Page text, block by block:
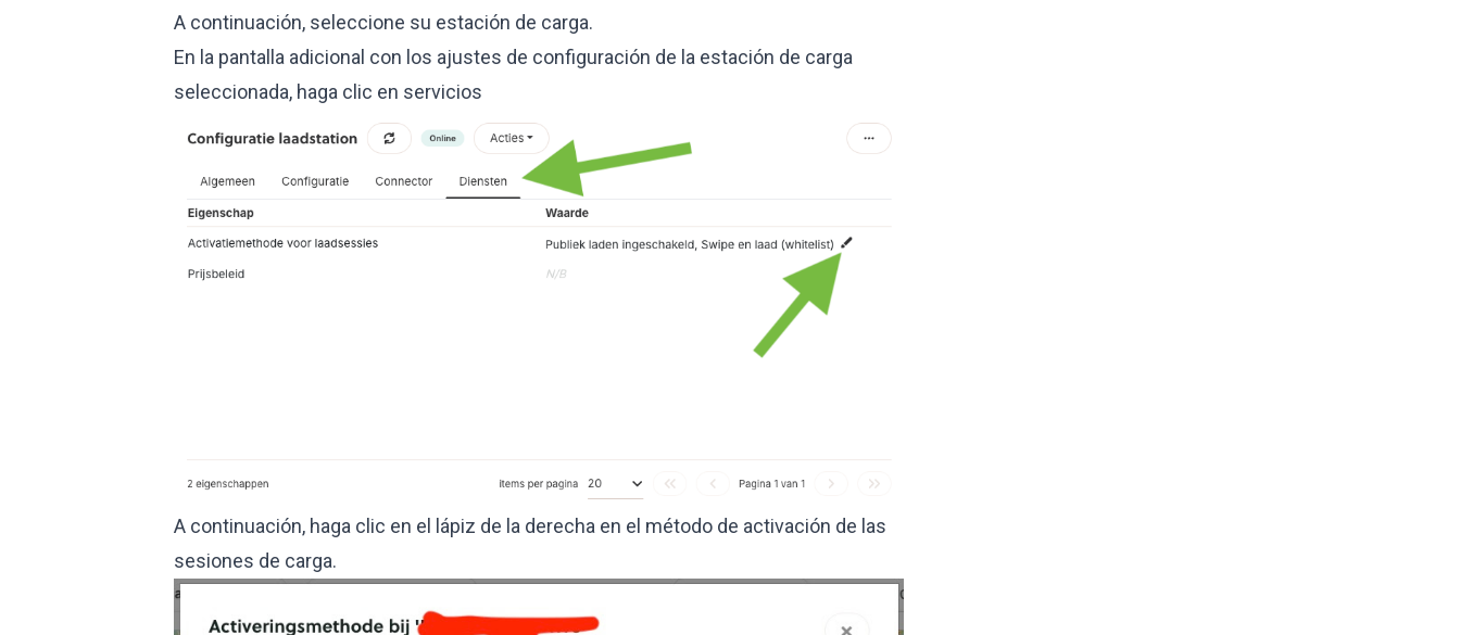
A continuación, seleccione su estación de carga.
En la pantalla adicional con los ajustes de configuración de la estación de carga
seleccionada, haga clic en servicios
A continuación, haga clic en el lápiz de la derecha en el método de activación de las
sesiones de carga.